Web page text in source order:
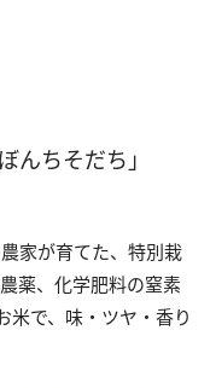
んちそだち」
家が育てた、特別栽
薬、化学肥料の窒素
米で、味・ツヤ・香り